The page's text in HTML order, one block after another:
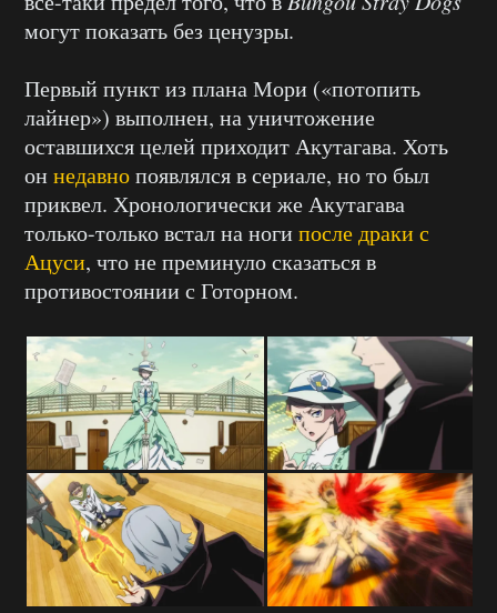
могут показать без ценузры.
Первый пункт из плана Мори («потопить
лайнер») выполнен, на уничтожение
оставшихся целей приходит Акутагава. Хоть
он недавнопоявлялся в сериале, но то был
приквел. Хронологически же Акутагава
только-только встал на ноги после драки с
Ацуси, что не преминуло сказаться в
противостоянии с Готорном.